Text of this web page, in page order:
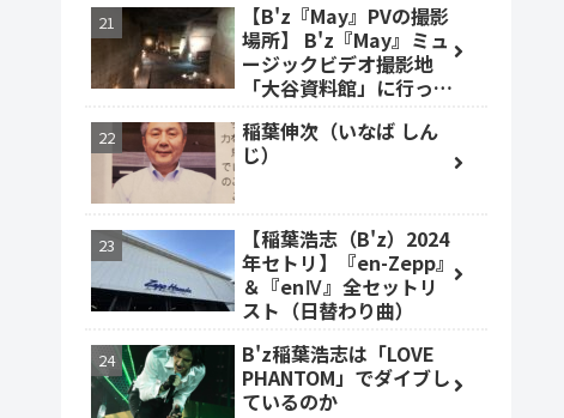
【B'z『May』PVの撮影
場所】 B'z『May』ミュ
ージックビデオ撮影地
「大谷資料館」に行って
稲葉伸次（いなば しん
じ）
【稲葉浩志（B'z）2024
年セトリ】『en-Zepp』
＆『enⅣ』全セットリ
スト（日替わり曲）
B'z稲葉浩志は「LOVE
PHANTOM」でダイブし
ているのか